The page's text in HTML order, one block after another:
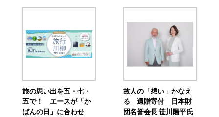
旅の思い出を五・七・
五で！ エースが「か
ばんの日」に合わせ
故人の「想い」かなえ
る 遺贈寄付 日本財
団名誉会長 笹川陽平氏